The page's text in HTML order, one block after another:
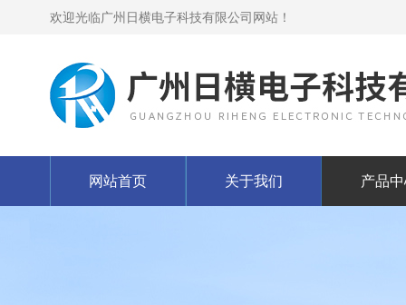
欢迎光临广州日横电子科技有限公司网站！
网站首页 关于我们 产品